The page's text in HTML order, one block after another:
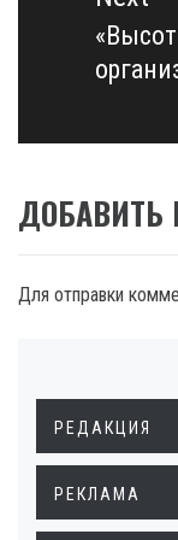
Next
post:
ДОБАВИТЬ
Для отправки
РЕДАКЦИЯ
РЕКЛАМА